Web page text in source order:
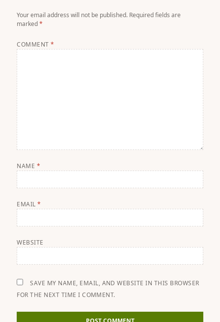
Your email address will not be published. Required fields are
marked*
COMMENT*
NAME *
EMAIL*
WEBSITE
SAVE MY NAME, EMAIL, AND WEBSITE IN THIS BROWSER
FOR THE NEXT TIME I COMMENT.